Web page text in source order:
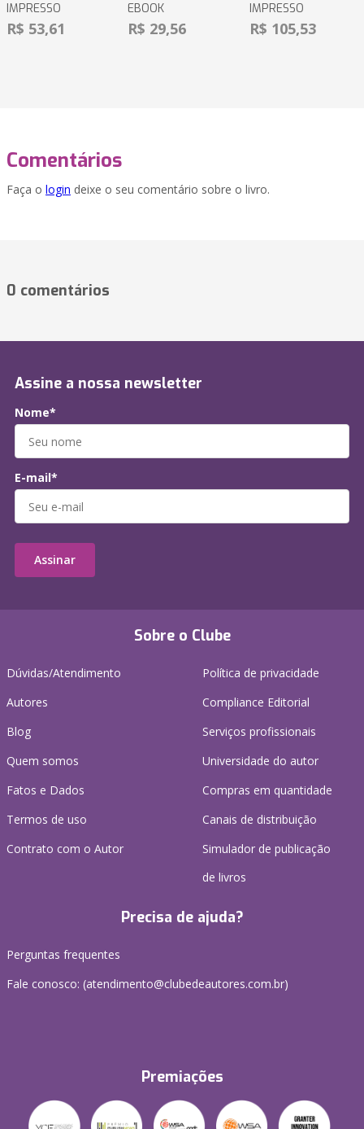
IMPRESSO
R$ 53,61
EBOOK
R$ 29,56
IMPRESSO
R$ 105,53
Comentários
Faça o login deixe o seu comentário sobre o livro.
0 comentários
Sobre o Clube
Dúvidas/Atendimento
Autores
Blog
Quem somos
Fatos e Dados
Termos de uso
Contrato com o Autor
Política de privacidade
Compliance Editorial
Serviços profissionais
Universidade do autor
Compras em quantidade
Canais de distribuição
Simulador de publicação
de livros
Precisa de ajuda?
Perguntas frequentes
Fale conosco: (atendimento@clubedeautores.com.br)
Premiações
Assine a nossa newsletter
Nome*
E-mail*
Assinar